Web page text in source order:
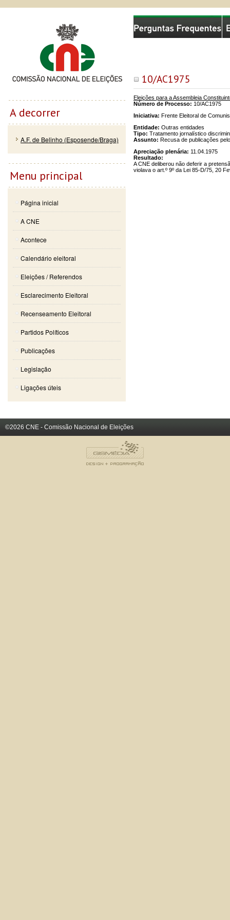
10/AC1975
Eleições para a Assembleia
Número de Processo: 10/AC1975
Iniciativa: Frente Eleitoral de
Entidade: Outras entidades
Tipo: Tratamento jornalístico
Assunto: Recusa de publicações
Apreciação plenária: 11.04.1975
Resultado:
A CNE deliberou não deferir a
violava o art.º 9º da Lei 85-D/75, 20
Comissão Nacional de Eleições
A decorrer
A.F. de Belinho (Esposende/Braga)
Menu principal
Página inicial
A CNE
Acontece
Calendário eleitoral
Eleições / Referendos
Esclarecimento Eleitoral
Recenseamento Eleitoral
Partidos Políticos
Publicações
Legislação
Ligações úteis
©2026 CNE - Comissão Nacional de Eleições